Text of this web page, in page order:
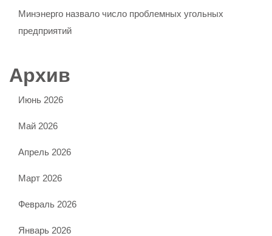
Минэнерго назвало число проблемных угольных
предприятий
Архив
Июнь 2026
Май 2026
Апрель 2026
Март 2026
Февраль 2026
Январь 2026